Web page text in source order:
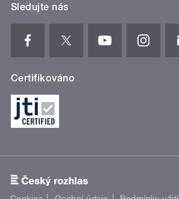
Sledujte nás
Certifikováno